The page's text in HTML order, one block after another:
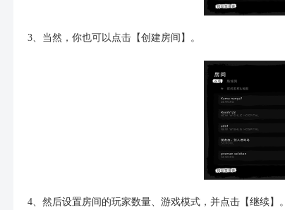
3、当然，你也可以点击【创建房间】。
4、然后设置房间的玩家数量、游戏模式，并点击【继续】。